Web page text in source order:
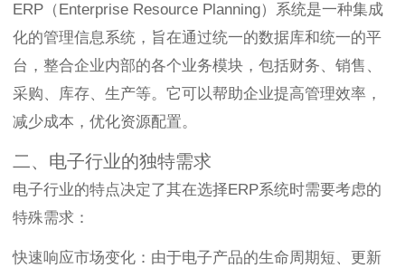
ERP（Enterprise Resource Planning）系统是一种集成
化的管理信息系统，旨在通过统一的数据库和统一的平
台，整合企业内部的各个业务模块，包括财务、销售、
采购、库存、生产等。它可以帮助企业提高管理效率，
减少成本，优化资源配置。
二、电子行业的独特需求
电子行业的特点决定了其在选择ERP系统时需要考虑的
特殊需求：
快速响应市场变化：由于电子产品的生命周期短、更新